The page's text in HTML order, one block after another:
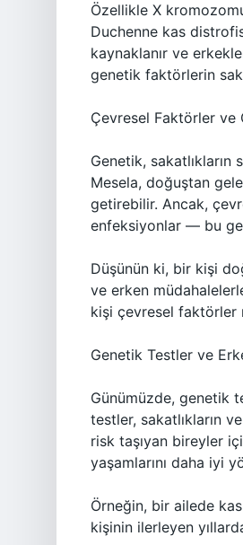
Özellikle X
Duchenne kas
kaynaklanır ve
genetik faktörlerin
Çevresel Faktörler ve
Genetik,
Mesela, doğuştan
getirebilir. Ancak,
enfeksiyonlar — bu
Düşünün ki, bir kişi
ve erken
kişi çevresel faktörler
Genetik Testler ve
Günümüzde, genetik
testler, sakatlıkların
risk taşıyan bireyler
yaşamlarını daha iyi
Örneğin, bir ailede
kişinin ilerleyen